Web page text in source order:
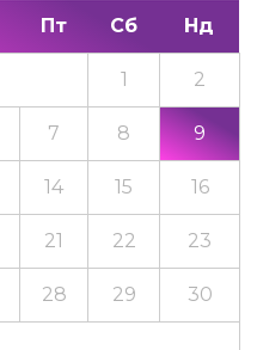
Пт Сб Нд
1 2
7 8 9
14 15 16
21 22 23
28 29 30